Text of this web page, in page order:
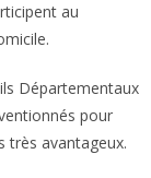
au
Départementaux
pour
très avantageux.